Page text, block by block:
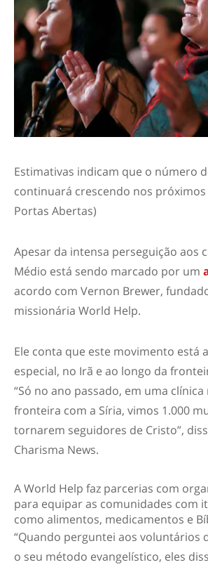
Estimativas indicam que o número
continuará crescendo nos próximos
Portas Abertas)
Apesar da intensa perseguição aos
Médio está sendo marcado por um
acordo com Vernon Brewer,
missionária World Help.
Ele conta que este movimento está
especial, no Irã e ao longo da
“Só no ano passado, em uma clínica
fronteira com a Síria, vimos 1.000
tornarem seguidores de Cristo”,
Charisma News.
A World Help faz parcerias com
para equipar as comunidades com
como alimentos, medicamentos e
“Quando perguntei aos voluntários
o seu método evangelístico, eles